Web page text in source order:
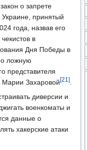
о запрете
принятый
года, назвав его
в
Дня Победы в
ложную
представителя
Марии Захаровой[21].
диверсии и
военкоматы и
данные о
хакерские атаки